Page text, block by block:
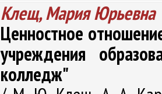
Клещ, Мария Юрьевна
Ценностное
учреждения
колледж"